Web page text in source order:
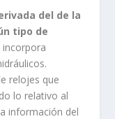
del de la
tipo de
incorpora
relojes que
lo relativo al
información del